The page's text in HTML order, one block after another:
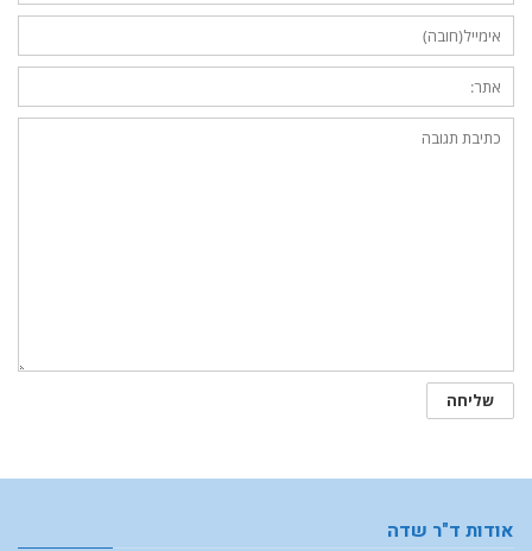
אודות ד"ר שדה